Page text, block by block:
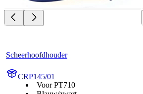
Scheerhoofdhouder
CRP145/01
Voor PT710